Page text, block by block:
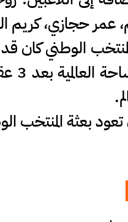
عمر حجازي، كريم
الوطني كان
تعود بعثة المنتخب